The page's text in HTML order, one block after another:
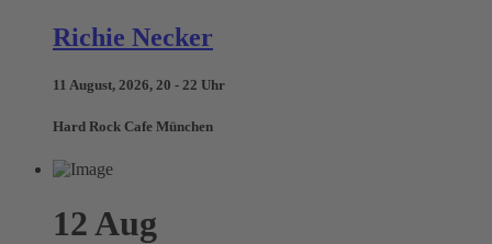
Richie Necker
11 August, 2026, 20 - 22 Uhr
Hard Rock Cafe München
12 Aug